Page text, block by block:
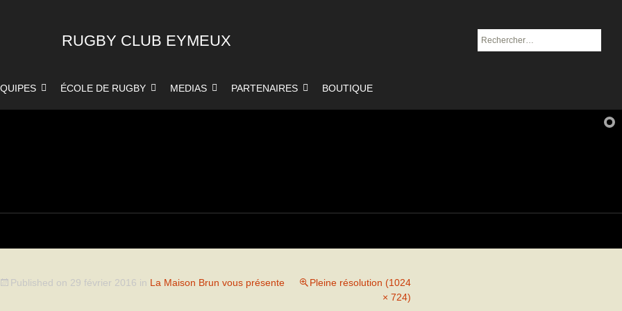
RUGBY CLUB EYMEUX Rechercher :
ÉCOLE DE RUGBY MEDIAS PARTENAIRES BOUTIQUE
Published on 29 février 2016 in La Maison Brun vous présente
Pleine résolution (1024
× 724)